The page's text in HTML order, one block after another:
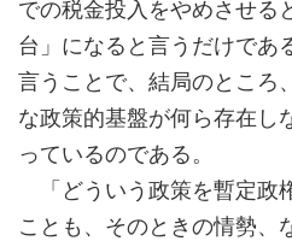
での税金投入をやめさせる
台」になると言うだけであ
言うことで、結局のところ
な政策的基盤が何ら存在し
っているのである。
「どういう政策を暫定政
ことも、そのときの情勢、